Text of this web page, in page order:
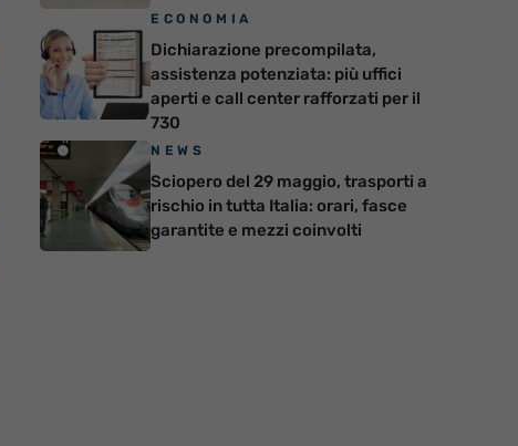
ECONOMIA
Dichiarazione precompilata,
assistenza potenziata: più uffici
aperti e call center rafforzati per il
730
NEWS
Sciopero del 29 maggio, trasporti a
rischio in tutta Italia: orari, fasce
garantite e mezzi coinvolti